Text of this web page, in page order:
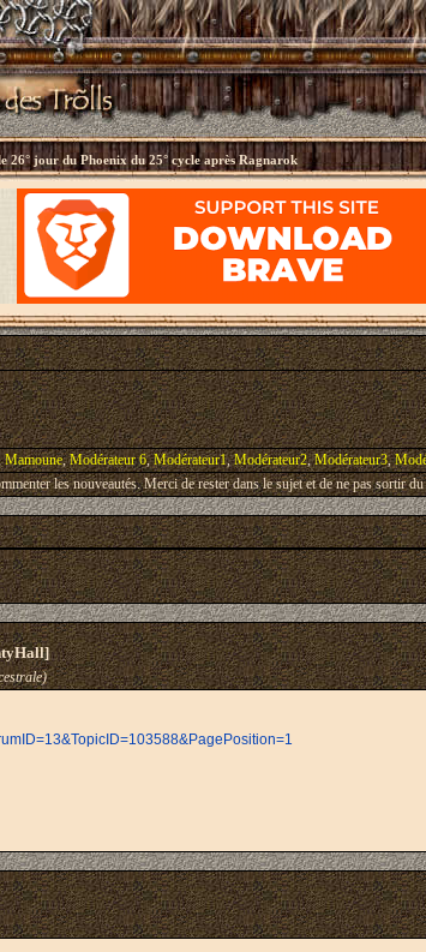
26° jour du Phoenix du 25° cycle après Ragnarok
Mamoune,Modérateur 6,Modérateur1,Modérateur2,Modérateur3,
les nouveautés. Merci de rester dans le sujet et de ne pas sortir du